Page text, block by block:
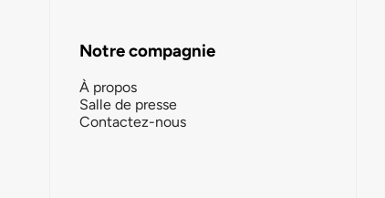
Notre compagnie
À propos
Salle de presse
Contactez-nous